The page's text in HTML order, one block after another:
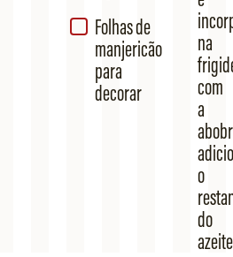
Folhas de
manjericão
para
decorar
na
com
a
o
do